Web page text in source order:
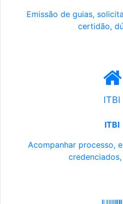
Emissão de guias,
certidão,
ITBI
ITBI
Acompanhar processo,